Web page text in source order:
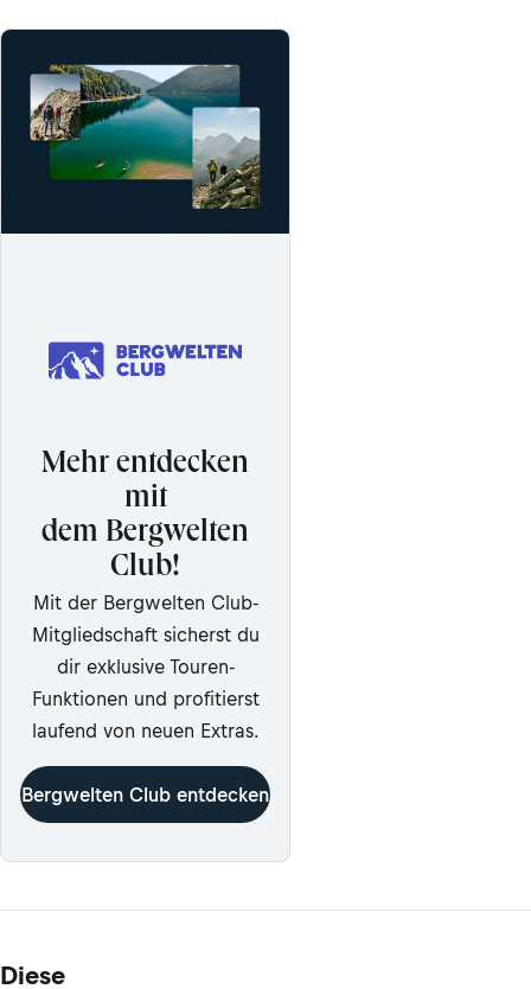
Mehr entdecken
mit
dem Bergwelten
Club!
Mit der Bergwelten Club-
Mitgliedschaft sicherst du
dir exklusive Touren-
Funktionen und profitierst
laufend von neuen Extras.
Bergwelten Club entdecken
Diese